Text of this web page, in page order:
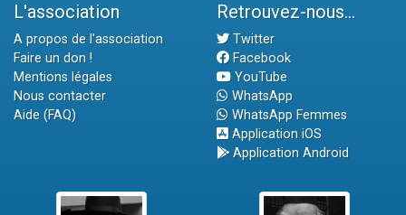
L'association
A propos de l'association
Faire un don !
Mentions légales
Nous contacter
Aide (FAQ)
Retrouvez-nous...
Twitter
Facebook
YouTube
WhatsApp
WhatsApp Femmes
Application iOS
Application Android